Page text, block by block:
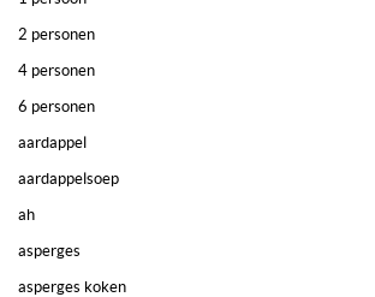
2 personen
4 personen
6 personen
aardappel
aardappelsoep
ah
asperges
asperges koken